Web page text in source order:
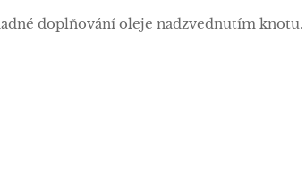
doplňování oleje nadzvednutím knotu.